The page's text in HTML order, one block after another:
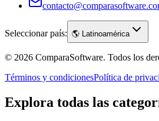
Seleccionar país: 🌎 Latinoamérica
© 2026 ComparaSoftware. Todos los
Términos y condicionesPolítica de
Explora todas las